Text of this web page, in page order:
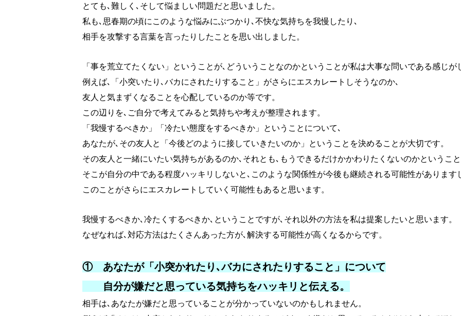
とても､難しく､そして悩ましい問題だと思いました。
私も､思春期の頃にこのような悩みにぶつかり､不快な気持ちを我慢したり､
相手を攻撃する言葉を言ったりしたことを思い出しました。
「事を荒立てたくない」ということが､どういうことなのかということが私は大事な問いである感じが
例えば､「小突いたり､バカにされたりすること」がさらにエスカレートしそうなのか､
友人と気まずくなることを心配しているのか等です。
この辺りを､ご自分で考えてみると気持ちや考えが整理されます。
「我慢するべきか」「冷たい態度をするべきか」ということについて､
あなたが､その友人と「今後どのように接していきたいのか」ということを決めることが大切です。
その友人と一緒にいたい気持ちがあるのか､それとも､もうできるだけかかわりたくないのかというこ
そこが自分の中である程度ハッキリしないと､このような関係性が今後も継続される可能性があります
このことがさらにエスカレートしていく可能性もあると思います。
我慢するべきか､冷たくするべきか､ということですが､それ以外の方法を私は提案したいと思います。
なぜなれば､対応方法はたくさんあった方が､解決する可能性が高くなるからです。
① あなたが「小突かれたり､バカにされたりすること」について
自分が嫌だと思っている気持ちをハッキリと伝える。
相手は､あなたが嫌だと思っていることが分かっていないのかもしれません。